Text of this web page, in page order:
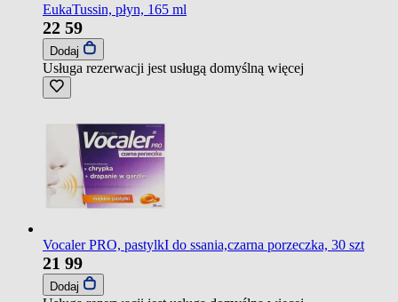
EukaTussin, płyn, 165 ml
22 59
Dodaj
Usługa rezerwacji jest usługą domyślną więcej
Vocaler PRO, pastylkI do ssania,czarna porzeczka, 30 szt
21 99
Dodaj